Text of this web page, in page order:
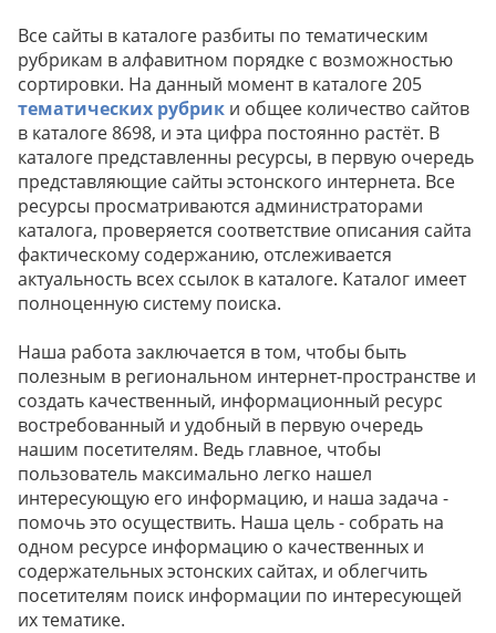
Все сайты в каталоге разбиты по тематическим
рубрикам в алфавитном порядке с возможностью
сортировки. На данный момент в каталоге 205
тематических рубрик и общее количество сайтов
в каталоге 8698, и эта цифра постоянно растёт. В
каталоге представленны ресурсы, в первую очередь
представляющие сайты эстонского интернета. Все
ресурсы просматриваются администраторами
каталога, проверяется соответствие описания сайта
фактическому содержанию, отслеживается
актуальность всех ссылок в каталоге. Каталог имеет
полноценную систему поиска.
Наша работа заключается в том, чтобы быть
полезным в региональном интернет-пространстве и
создать качественный, информационный ресурс
востребованный и удобный в первую очередь
нашим посетителям. Ведь главное, чтобы
пользователь максимально легко нашел
интересующую его информацию, и наша задача -
помочь это осуществить. Наша цель - собрать на
одном ресурсе информацию о качественных и
содержательных эстонских сайтах, и облегчить
посетителям поиск информации по интересующей
их тематике.